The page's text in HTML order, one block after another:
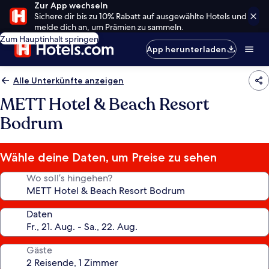
Zur App wechseln
Sichere dir bis zu 10% Rabatt auf ausgewählte Hotels und
melde dich an, um Prämien zu sammeln.
Zum Hauptinhalt springen
App herunterladen
Alle Unterkünfte anzeigen
METT Hotel & Beach Resort
Bodrum
Wähle deine Daten, um Preise zu sehen
Wo soll’s hingehen?
Daten
Gäste